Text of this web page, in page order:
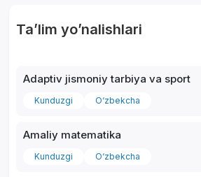
Ta’lim yo’nalishlari
Adaptiv jismoniy tarbiya va sport
Kunduzgi O‘zbekcha
Amaliy matematika
Kunduzgi O‘zbekcha